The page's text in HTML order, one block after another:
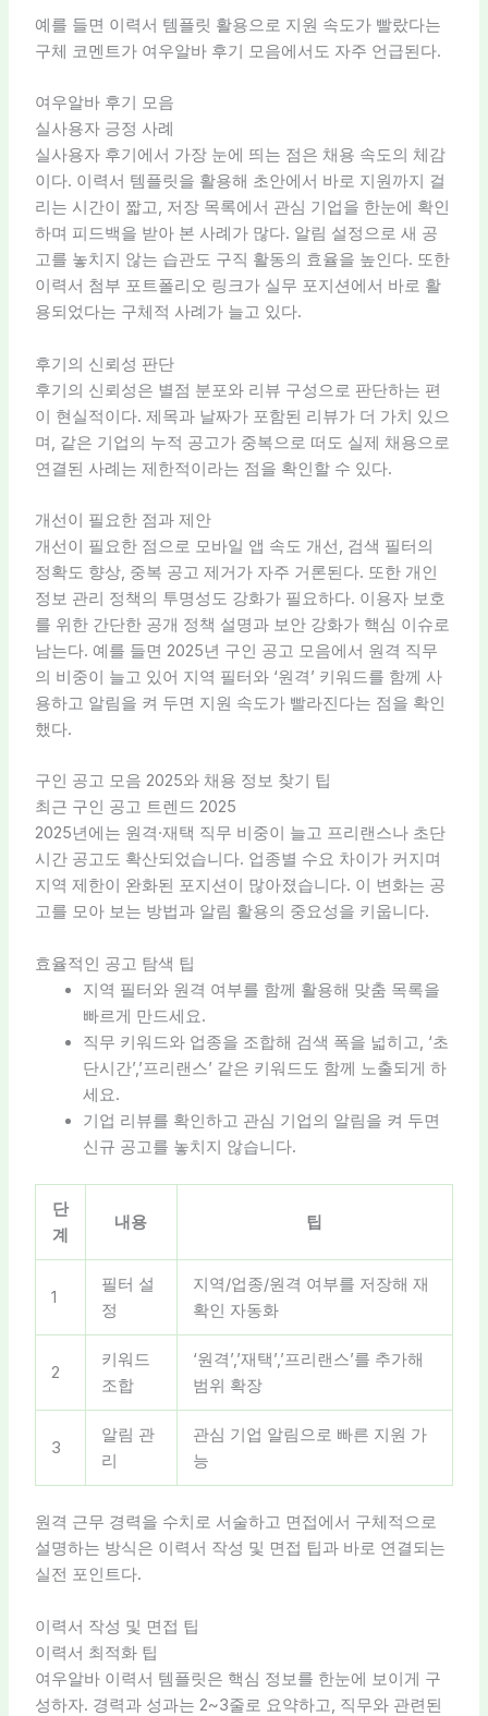
예를 들면 이력서 템플릿 활용으로 지원 속도가 빨랐다는
구체 코멘트가 여우알바 후기 모음에서도 자주 언급된다.
여우알바 후기 모음
실사용자 긍정 사례
실사용자 후기에서 가장 눈에 띄는 점은 채용 속도의 체감
이다. 이력서 템플릿을 활용해 초안에서 바로 지원까지 걸
리는 시간이 짧고, 저장 목록에서 관심 기업을 한눈에 확인
하며 피드백을 받아 본 사례가 많다. 알림 설정으로 새 공
고를 놓치지 않는 습관도 구직 활동의 효율을 높인다. 또한
이력서 첨부 포트폴리오 링크가 실무 포지션에서 바로 활
용되었다는 구체적 사례가 늘고 있다.
후기의 신뢰성 판단
후기의 신뢰성은 별점 분포와 리뷰 구성으로 판단하는 편
이 현실적이다. 제목과 날짜가 포함된 리뷰가 더 가치 있으
며, 같은 기업의 누적 공고가 중복으로 떠도 실제 채용으로
연결된 사례는 제한적이라는 점을 확인할 수 있다.
개선이 필요한 점과 제안
개선이 필요한 점으로 모바일 앱 속도 개선, 검색 필터의
정확도 향상, 중복 공고 제거가 자주 거론된다. 또한 개인
정보 관리 정책의 투명성도 강화가 필요하다. 이용자 보호
를 위한 간단한 공개 정책 설명과 보안 강화가 핵심 이슈로
남는다. 예를 들면 2025년 구인 공고 모음에서 원격 직무
의 비중이 늘고 있어 지역 필터와 ‘원격’ 키워드를 함께 사
용하고 알림을 켜 두면 지원 속도가 빨라진다는 점을 확인
했다.
구인 공고 모음 2025와 채용 정보 찾기 팁
최근 구인 공고 트렌드 2025
2025년에는 원격·재택 직무 비중이 늘고 프리랜스나 초단
시간 공고도 확산되었습니다. 업종별 수요 차이가 커지며
지역 제한이 완화된 포지션이 많아졌습니다. 이 변화는 공
고를 모아 보는 방법과 알림 활용의 중요성을 키웁니다.
효율적인 공고 탐색 팁
지역 필터와 원격 여부를 함께 활용해 맞춤 목록을
빠르게 만드세요.
직무 키워드와 업종을 조합해 검색 폭을 넓히고, ‘초
단시간’,’프리랜스’ 같은 키워드도 함께 노출되게 하
세요.
기업 리뷰를 확인하고 관심 기업의 알림을 켜 두면
신규 공고를 놓치지 않습니다.
단
계
내용 팁
1
필터 설
정
지역/업종/원격 여부를 저장해 재
확인 자동화
2
키워드
조합
‘원격’,’재택’,’프리랜스’를 추가해
범위 확장
3
알림 관
리
관심 기업 알림으로 빠른 지원 가
능
원격 근무 경력을 수치로 서술하고 면접에서 구체적으로
설명하는 방식은 이력서 작성 및 면접 팁과 바로 연결되는
실전 포인트다.
이력서 작성 및 면접 팁
이력서 최적화 팁
여우알바 이력서 템플릿은 핵심 정보를 한눈에 보이게 구
성하자. 경력과 성과는 2~3줄로 요약하고, 직무와 관련된